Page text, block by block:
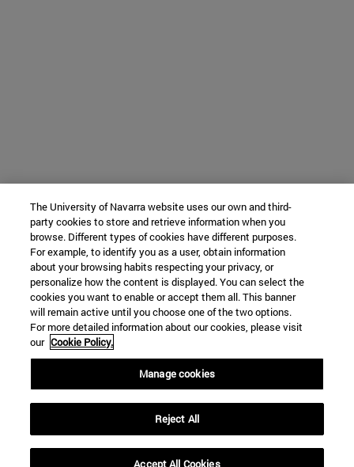
The University of Navarra website uses our own and third-
party cookies to store and retrieve information when you
browse. Different types of cookies have different purposes.
For example, to identify you as a user, obtain information
about your browsing habits respecting your privacy, or
personalize how the content is displayed. You can select the
cookies you want to enable or accept them all. This banner
will remain active until you choose one of the two options.
For more detailed information about our cookies, please visit
our Cookie Policy.
Manage cookies
Reject All
Accept All Cookies